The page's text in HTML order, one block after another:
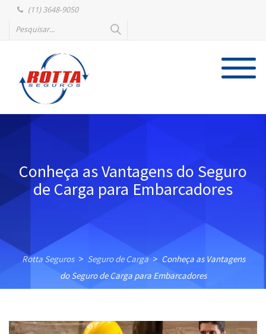
(11) 3648-9050
Conheça as Vantagens do Seguro
de Carga para Embarcadores
Rotta Seguros > Seguro de Carga > Conheça as Vantagens
do Seguro de Carga para Embarcadores